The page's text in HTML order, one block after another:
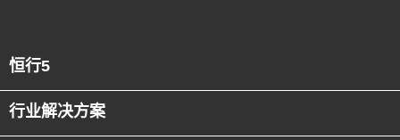
恒行5
行业解决方案